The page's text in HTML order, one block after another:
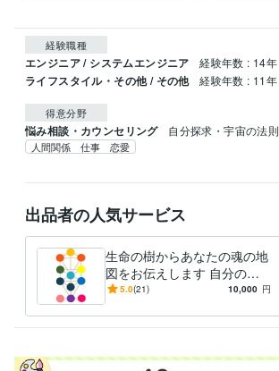
経験職種
エンジニア / システムエンジニア 経験年数 : 14年
ライフスタイル・その他 / その他 経験年数 : 11年
得意分野
悩み相談・カウンセリング 自分探求・宇宙の法則
人間関係 仕事 恋愛
出品者の人気サービス
生命の樹からあなたの魂の地
図をお伝えします 自分の人
生を生きることを望む方
5.0(21) 10,000 円